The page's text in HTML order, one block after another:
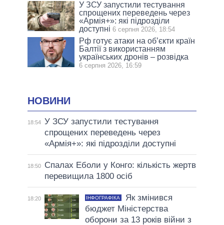
У ЗСУ запустили тестування
спрощених переведень через
«Армія+»: які підрозділи
доступні 6 серпня 2026, 18:54
Рф готує атаки на об’єкти країн
Балтії з використанням
українських дронів – розвідка
6 серпня 2026, 16:59
НОВИНИ
18:54 У ЗСУ запустили тестування
спрощених переведень через
«Армія+»: які підрозділи доступні
18:50
Спалах Еболи у Конго: кількість жертв
перевищила 1800 осіб
18:20 ІНФОГРАФІКА
Як змінився
бюджет Міністерства
оборони за 13 років війни з